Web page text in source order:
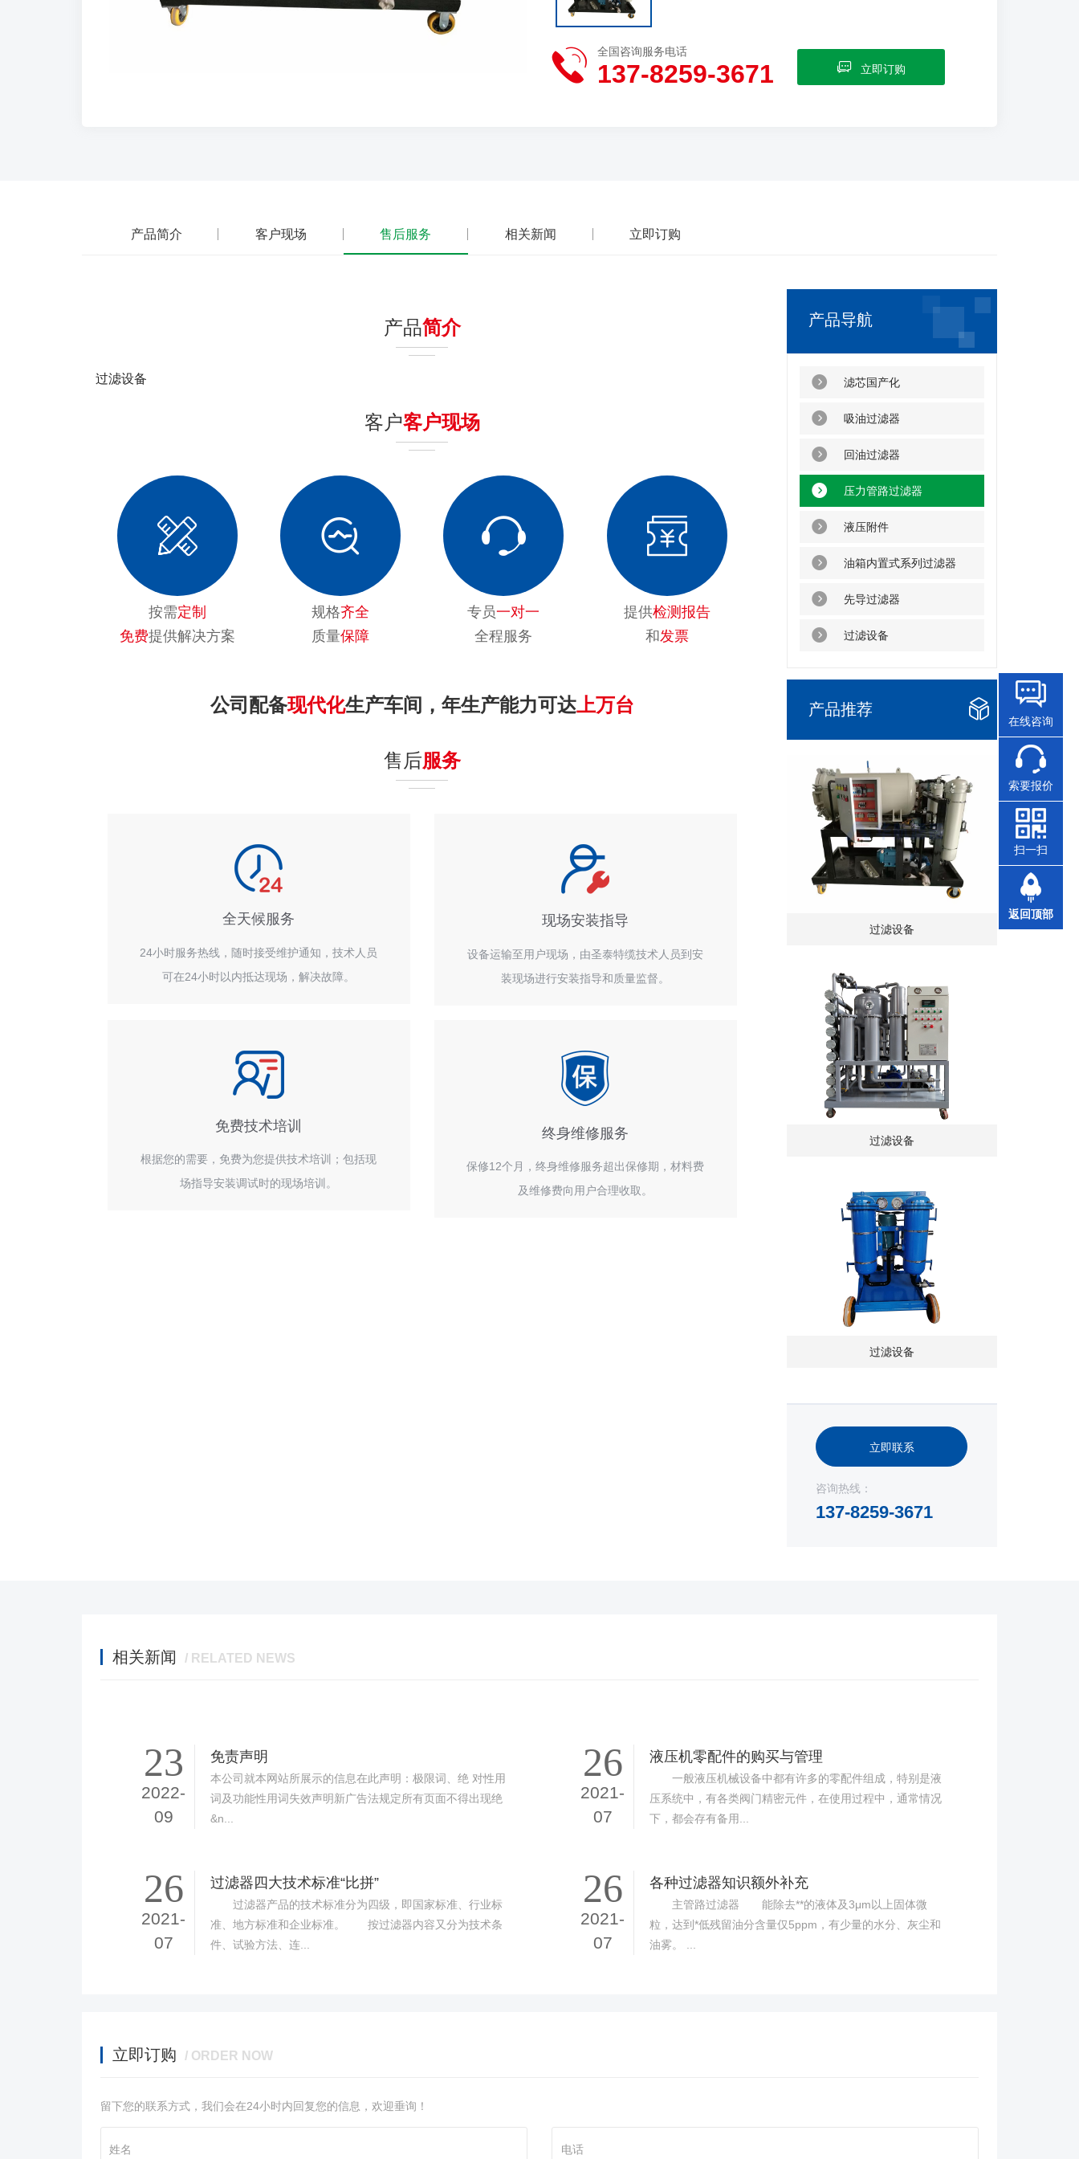
全国咨询服务电话
137-8259-3671 立即订购
产品简介 客户现场 售后服务 相关新闻 立即订购
产品简介
过滤设备
客户客户现场
按需定制
免费提供解决方案
规格齐全
质量保障
专员一对一
全程服务
提供检测报告
和发票
公司配备现代化生产车间，年生产能力可达上万台
售后服务
全天候服务
24小时服务热线，随时接受维护通知，技术人员
可在24小时以内抵达现场，解决故障。
现场安装指导
设备运输至用户现场，由圣泰特缆技术人员到安
装现场进行安装指导和质量监督。
免费技术培训
根据您的需要，免费为您提供技术培训；包括现
场指导安装调试时的现场培训。
终身维修服务
保修12个月，终身维修服务超出保修期，材料费
及维修费向用户合理收取。
产品导航
滤芯国产化
吸油过滤器
回油过滤器
压力管路过滤器
液压附件
油箱内置式系列过滤器
先导过滤器
过滤设备
产品推荐
过滤设备
过滤设备
过滤设备
立即联系
咨询热线：
137-8259-3671
相关新闻 / RELATED NEWS
23
2022-
09
免责声明
本公司就本网站所展示的信息在此声明：极限词、绝 对性用
词及功能性用词失效声明新广告法规定所有页面不得出现绝
&n...
26
2021-
07
液压机零配件的购买与管理
一般液压机械设备中都有许多的零配件组成，特别是液
压系统中，有各类阀门精密元件，在使用过程中，通常情况
下，都会存有备用...
26
2021-
07
过滤器四大技术标准“比拼”
过滤器产品的技术标准分为四级，即国家标准、行业标
准、地方标准和企业标准。 按过滤器内容又分为技术条
件、试验方法、连...
26
2021-
07
各种过滤器知识额外补充
主管路过滤器 能除去**的液体及3μm以上固体微
粒，达到*低残留油分含量仅5ppm，有少量的水分、灰尘和
油雾。 ...
立即订购 / ORDER NOW
留下您的联系方式，我们会在24小时内回复您的信息，欢迎垂询！
在线咨询
索要报价
扫一扫
返回顶部